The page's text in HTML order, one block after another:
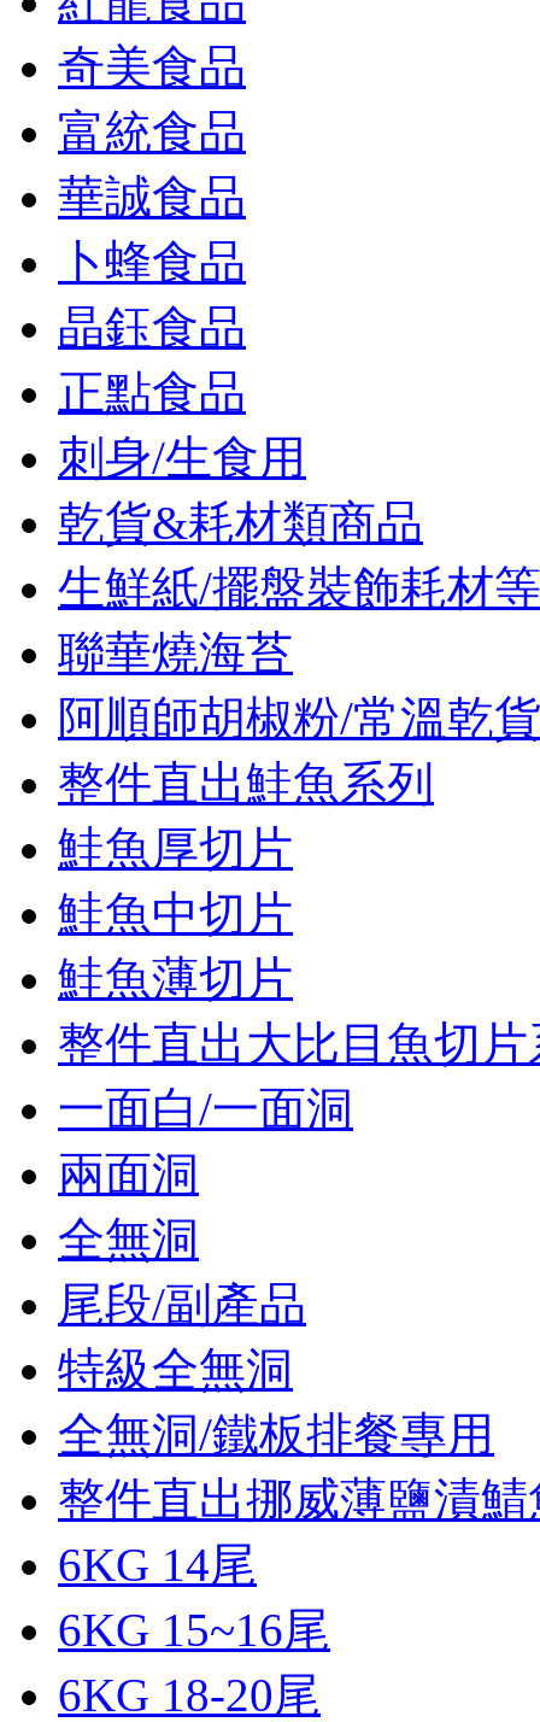
奇美食品
富統食品
華誠食品
卜蜂食品
晶鈺食品
正點食品
刺身/生食用
乾貨&耗材類商品
生鮮紙/擺盤裝飾耗材等
聯華燒海苔
阿順師胡椒粉/常溫乾貨
整件直出鮭魚系列
鮭魚厚切片
鮭魚中切片
鮭魚薄切片
整件直出大比目魚切片
一面白/一面洞
兩面洞
全無洞
尾段/副產品
特級全無洞
全無洞/鐵板排餐專用
整件直出挪威薄鹽漬鯖
6KG 14尾
6KG 15~16尾
6KG 18-20尾